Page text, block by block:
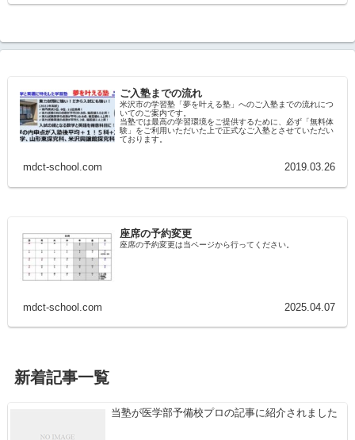
ご入塾までの流れ
米沢市の学習塾「夢を叶える塾」へのご入塾までの流れにつ
いてのご案内です。
当塾では最高の学習環境をご提供するために、必ず「無料体
験」をご利用いただいた上で正式なご入塾とさせていただい
ております。
mdct-school.com 2019.03.26
座席の予約変更
座席の予約変更は当ページから行ってください。
mdct-school.com 2025.04.07
新着記事一覧
当塾が医学部予備校プロの記事に紹介されました